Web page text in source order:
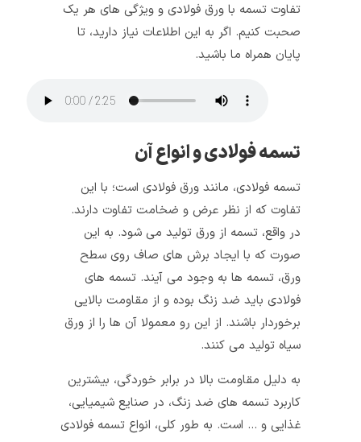
تفاوت تسمه با ورق فولادی و ویژگی های هر یک
صحبت کنیم. اگر به این اطلاعات نیاز دارید، تا
پایان همراه ما باشید.
تسمه فولادی و انواع آن
تسمه فولادی، مانند ورق فولادی است؛ با این
تفاوت که از نظر عرض و ضخامت تفاوت دارند.
در واقع، تسمه از ورق تولید می شود. به این
صورت که با ایجاد برش های صاف روی سطح
ورق، تسمه ها به وجود می آیند. تسمه های
فولادی باید ضد زنگ بوده و از مقاومت بالایی
برخوردار باشند. از این رو معمولا آن ها را از ورق
سیاه تولید می کنند.
به دلیل مقاومت بالا در برابر خوردگی، بیشترین
کاربرد تسمه های ضد زنگ، در صنایع شیمیایی،
غذایی و … است. به طور کلی، انواع تسمه فولادی